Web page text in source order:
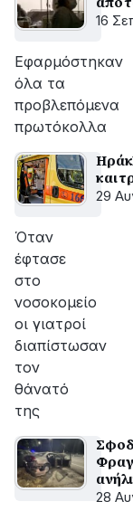
16
Εφαρμόστηκαν
όλα τα
προβλεπόμενα
πρωτόκολλα
και
29
Όταν
έφτασε
στο
νοσοκομείο
οι γιατροί
διαπίστωσαν
τον
θάνατό
της
28